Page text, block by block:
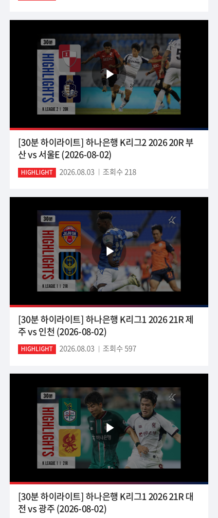
[30분 하이라이트] 하나은행 K리그2 2026 20R 부
산 vs 서울E (2026-08-02)
HIGHLIGHT 2026.08.03 조회수 218
[30분 하이라이트] 하나은행 K리그1 2026 21R 제
주 vs 인천 (2026-08-02)
HIGHLIGHT 2026.08.03 조회수 597
[30분 하이라이트] 하나은행 K리그1 2026 21R 대
전 vs 광주 (2026-08-02)